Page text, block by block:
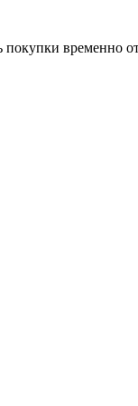
покупки временно